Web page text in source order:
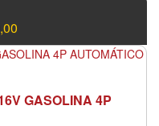
GASOLINA 4P